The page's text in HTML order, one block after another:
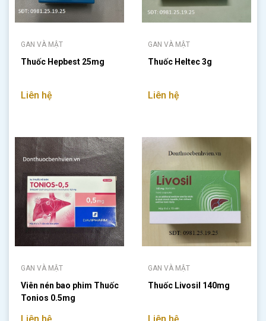
GAN VÀ MẬT
Thuốc Hepbest 25mg
Liên hệ
GAN VÀ MẬT
Thuốc Heltec 3g
Liên hệ
GAN VÀ MẬT
Viên nén bao phim Thuốc
Tonios 0.5mg
GAN VÀ MẬT
Thuốc Livosil 140mg